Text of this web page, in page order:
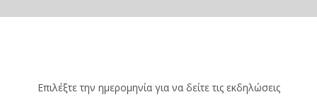
Επιλέξτε την ημερομηνία για να δείτε τις εκδηλώσεις